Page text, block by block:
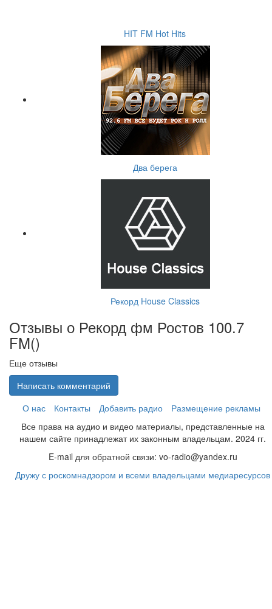
HIT FM Hot Hits
Два берега
Рекорд House Classics
Отзывы о Рекорд фм Ростов 100.7
FM()
Еще отзывы
Написать комментарий
О нас
Контакты Добавить радио
Размещение рекламы
Все права на аудио и видео материалы, представленные на
нашем сайте принадлежат их законным владельцам. 2024 гг.
E-mail для обратной связи: vo-radio@yandex.ru
Дружу с роскомнадзором и всеми владельцами медиаресурсов